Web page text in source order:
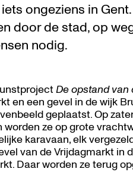
ongeziens in
door de stad, op
nodig.
De opstand van
en een gevel in de wijk
geplaatst. Op
ze op grote
karavaan, elk
van de Vrijdagmarkt in
Daar worden ze terug